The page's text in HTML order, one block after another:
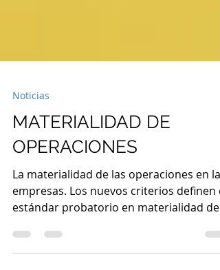
Noticias
MATERIALIDAD DE
OPERACIONES
La materialidad de las operaciones en las
empresas. Los nuevos criterios definen el
estándar probatorio en materialidad de
operaciones.